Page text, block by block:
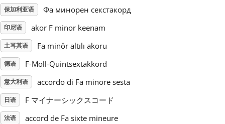
Русский
Svenska
Tiếng Việt
保加利亚语 Фа минорен секстакорд
印尼语 akor F minor keenam
土耳其语 Fa minör altılı akoru
德语 F-Moll-Quintsextakkord
意大利语 accordo di Fa minore sesta
日语 F マイナーシックスコード
法语 accord de Fa sixte mineure